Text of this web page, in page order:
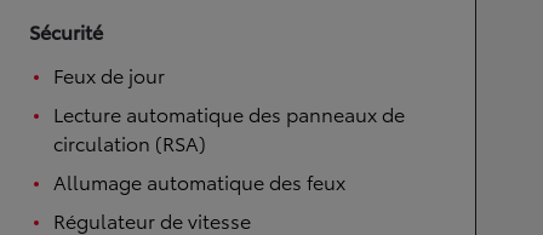
Sécurité
Feux de jour
Lecture automatique des panneaux de
circulation (RSA)
Allumage automatique des feux
Régulateur de vitesse